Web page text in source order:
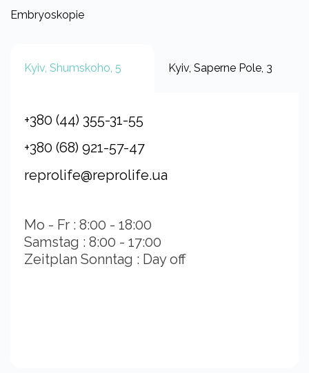
Embryoskopie
Kyiv, Shumskoho, 5 Kyiv, Saperne Pole, 3
+380 (44) 355-31-55
+380 (68) 921-57-47
reprolife@reprolife.ua
Mo - Fr : 8:00 - 18:00
Samstag : 8:00 - 17:00
Zeitplan Sonntag : Day off